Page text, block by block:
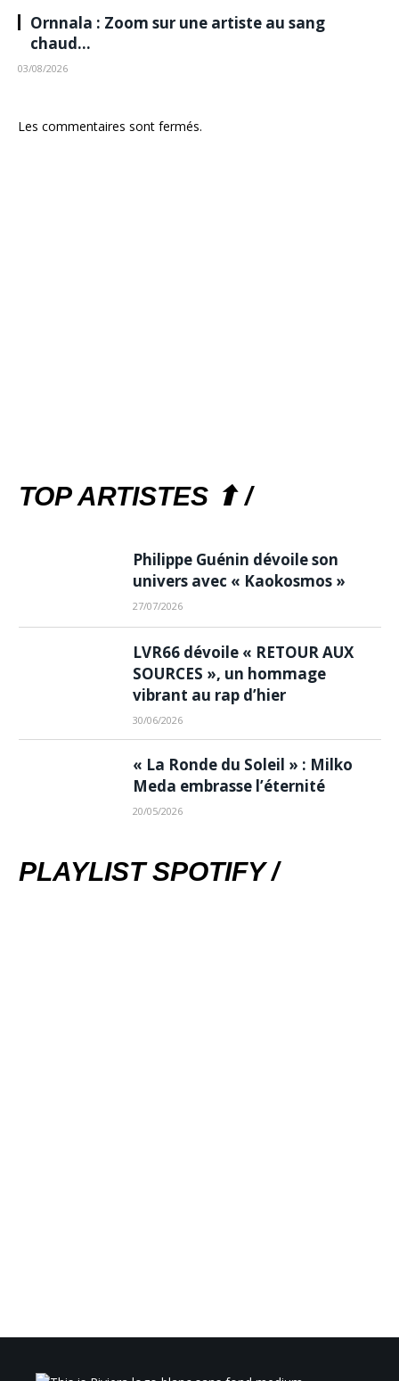
Ornnala : Zoom sur une artiste au sang
chaud…
03/08/2026
Les commentaires sont fermés.
TOP ARTISTES ⬆ /
Philippe Guénin dévoile son
univers avec « Kaokosmos »
27/07/2026
LVR66 dévoile « RETOUR AUX
SOURCES », un hommage
vibrant au rap d’hier
30/06/2026
« La Ronde du Soleil » : Milko
Meda embrasse l’éternité
20/05/2026
PLAYLIST SPOTIFY /